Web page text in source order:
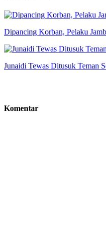
Dipancing Korban, Pelaku
Junaidi Tewas Ditusuk Teman
Komentar